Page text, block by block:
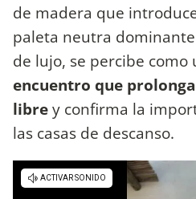
de madera que
paleta neutra
de lujo, se percibe como
encuentro que
librey confirma la
las casas de descanso.